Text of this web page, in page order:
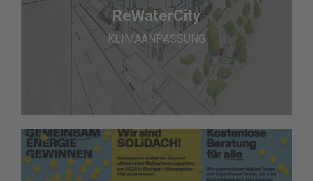
ReWaterCity
KLIMAANPASSUNG